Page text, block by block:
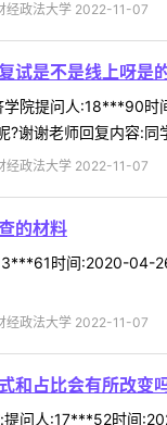
经政法大学 2022-11-07
试是不是线上呀是
院提问人:18***90
?谢谢老师回复内容:
经政法大学 2022-11-07
的材料
时间:2020-04-
经政法大学 2022-11-07
和占比会有所改变
问人:17***52时间